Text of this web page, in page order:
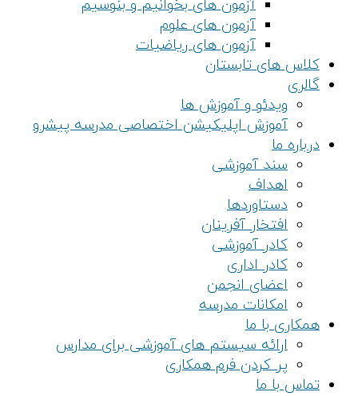
آزمون های بخوانیم و بنوسیم
آزمون های علوم
آزمون های ریاضیات
کلاس های تابستان
گالری
ویدئو و آموزش ها
آموزش اپلیکیشن اختصاصی مدرسه پیشرو
درباره ما
سند آموزشی
اهداف
دستاوردها
افتخار آفرینان
کادر آموزشی
کادر اداری
اعضای انجمن
امکانات مدرسه
همکاری با ما
ارائه سیستم های آموزشی برای مدارس
پر کردن فرم همکاری
تماس با ما